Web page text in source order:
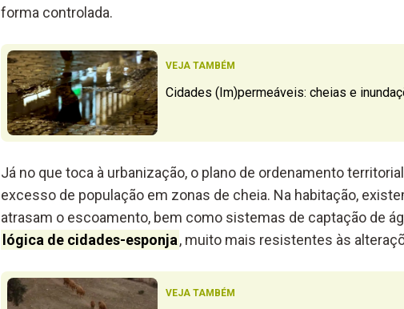
forma controlada.
VEJA TAMBÉM
Cidades (Im)permeáveis: cheias e
Já no que toca à urbanização, o plano de ordenamento
excesso de população em zonas de cheia. Na habitação,
atrasam o escoamento, bem como sistemas de captação de
lógica de cidades-esponja, muito mais resistentes às
VEJA TAMBÉM